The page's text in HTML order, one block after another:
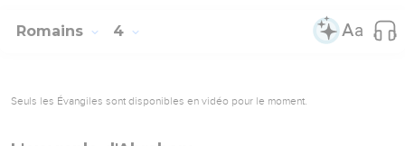
Romains 4
Seuls les Évangiles sont disponibles en vidéo pour le moment.